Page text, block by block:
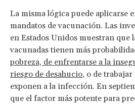
La misma lógica puede aplicarse
mandatos de vacunación. Las
en Estados Unidos muestran que
vacunadas tienen más
pobreza, de enfrentarse a la
riesgo de desahucio, o de trabajar
exponen a la infección. En
que el factor más potente para